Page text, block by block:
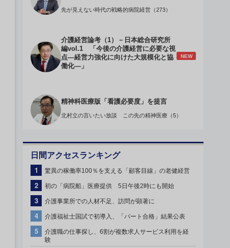
先が見えない時代の戦略的病院経営（273）
介護経営論考（1）－日本総合研究所
編vol.1 「今後の介護経営に必要な視
点―経営力強化に向けた大規模化と協
働化―」
NEW
精神科医療版「看護必要度」を提言
北村立の言いたい放談 この先の精神医療（5）
日間アクセスランキング
1 驚異の稼働率100％を支える「顧客目線」の老健経営
2 初の「病院船」医療提供 5日午後2時にも開始
3 介護事業所での人材不足、訪問が顕著に
4 介護福祉士国試で初導入、「パート合格」結果公表
5
介護職の仕事探し、6割が複数求人サービス利用を経
験